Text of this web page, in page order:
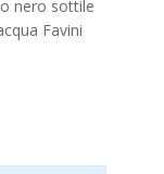
nero sottile
Favini